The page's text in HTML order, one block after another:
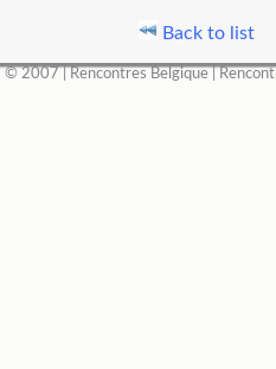
Back to list
© 2007 | Rencontres Belgique|